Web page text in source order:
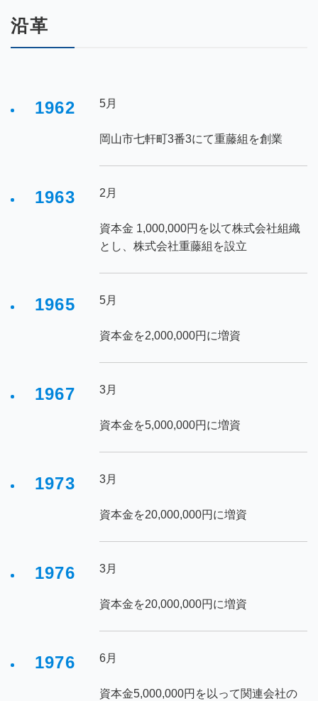
沿革
1962 5月
岡山市七軒町3番3にて重藤組を創業
1963 2月
資本金 1,000,000円を以て株式会社組織
とし、株式会社重藤組を設立
1965 5月
資本金を2,000,000円に増資
1967 3月
資本金を5,000,000円に増資
1973 3月
資本金を20,000,000円に増資
1976 3月
資本金を20,000,000円に増資
1976 6月
資本金5,000,000円を以って関連会社の